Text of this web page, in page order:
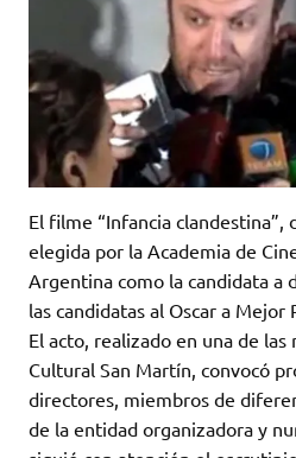
El filme “Infancia clandestina”,
elegida por la Academia de
Argentina como la candidata a
las candidatas al Oscar a Mejor
El acto, realizado en una de las
Cultural San Martín, convocó
directores, miembros de
de la entidad organizadora y